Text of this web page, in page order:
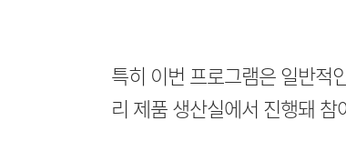
특히 이번 프로그램은 일반적
리 제품 생산실에서 진행돼